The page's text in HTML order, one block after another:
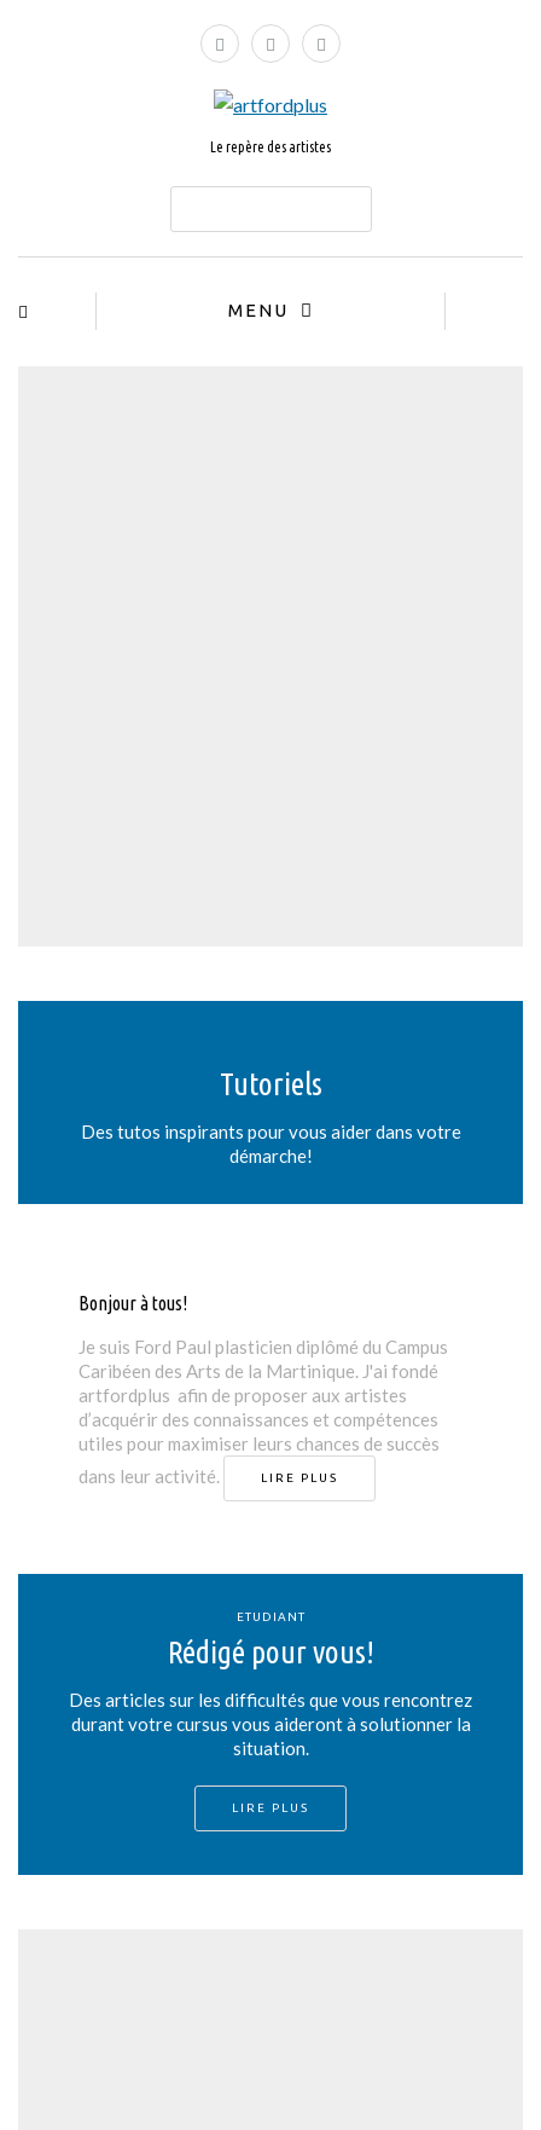
Le repère des artistes
MENU
Tutoriels
Des tutos inspirants pour vous aider dans votre
démarche!
Bonjour à tous!
Je suis Ford Paul plasticien diplômé du Campus
Caribéen des Arts de la Martinique. J'ai fondé
artfordplus afin de proposer aux artistes
d’acquérir des connaissances et compétences
utiles pour maximiser leurs chances de succès
dans leur activité.
LIRE PLUS
ETUDIANT
Rédigé pour vous!
Des articles sur les difficultés que vous rencontrez
durant votre cursus vous aideront à solutionner la
situation.
LIRE PLUS